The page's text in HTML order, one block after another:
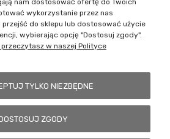
Zakupy
Pomoc
nam dostosować ofertę do Twoich
wykorzystanie przez nas
do sklepu lub dostosować użycie
wybierając opcję "Dostosuj zgody".
w naszej Polityce
TYLKO NIEZBĘDNE
ZGODY